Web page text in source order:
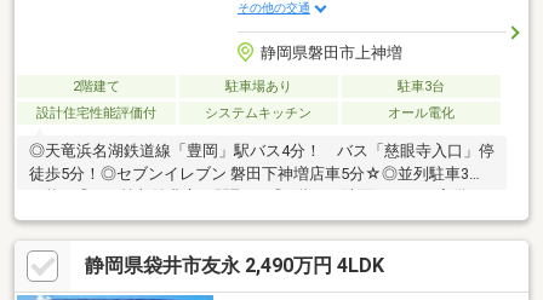
その他の交通
静岡県磐田市上神増
2階建て 駐車場あり
駐車3台
設計住宅性能評価付
システムキッチン オール電化
◎天竜浜名湖鉄道線「豊岡」駅バス4分！ バス「慈眼寺入口」停
徒歩5分！◎セブンイレブン 磐田下神増店車5分☆◎並列駐車3台
◎豊岡南小学校まで600ｍ(徒歩8分)◎豊岡中学校まで1800ｍ(徒歩
22分)■□■□■□■□■□■□■□■□■□■□■□■0120-133-301【通話料無
料】へお気軽にお問い合わせください！平日、土日問わずご案内
致します！自己資金0円、自営業の方、勤務年数が短い方など住宅
静岡県袋井市友永 2,490万円 4LDK